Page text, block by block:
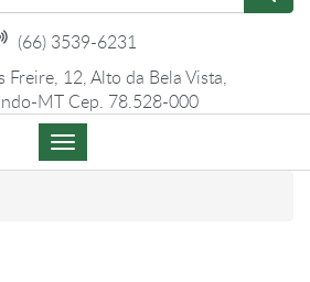
(66) 3539-6231
Freire, 12, Alto da Bela Vista,
MT Cep. 78.528-000
Menu
de